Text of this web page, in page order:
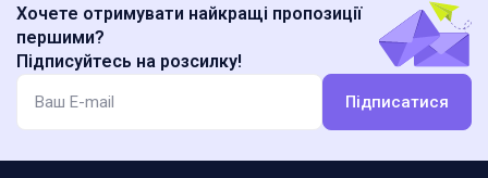
Хочете отримувати найкращі пропозиції
першими?
Підписуйтесь на розсилку!
Підписатися